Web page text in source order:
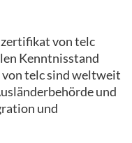
von telc
Kenntnisstand
telc sind weltweit
und
und